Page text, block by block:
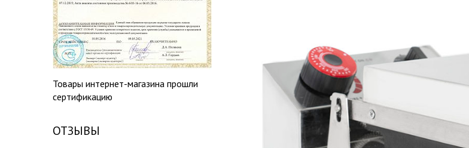
Товары интернет-магазина прошли
сертификацию
ОТЗЫВЫ